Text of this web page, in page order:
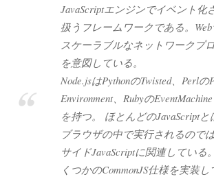
JavaScriptエンジンでイベント化
扱うフレームワークである。
スケーラブルなネットワークプ
を意図している。
Node.jsはPythonのTwisted、Perlの
Environment、Rubyの
を持つ。 ほとんどのJavaScriptと
ブラウザの中で実行されるので
サイドJavaScriptに関連している
くつかのCommonJS仕様を実装し